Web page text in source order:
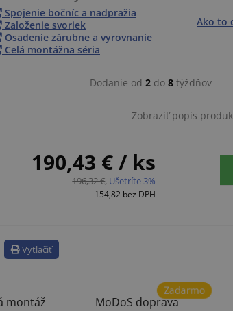
Spojenie bočníc a nadpražia
Založenie svoriek
Osadenie zárubne a vyrovnanie
Celá montážna séria
Ako to
Dodanie od 2 do 8 týždňov
Zobraziť popis
190,43 € / ks
196,32 €, Ušetríte 3%
154,82 bez DPH
Vytlačiť
montáž
Zadarmo
MoDoS doprava